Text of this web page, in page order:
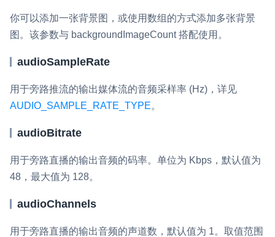
你可以添加一张背景图，或使用数组的方式添加多张背景
图。该参数与 backgroundImageCount搭配使用。
audioSampleRate
用于旁路推流的输出媒体流的音频采样率 (Hz)，详见
AUDIO_SAMPLE_RATE_TYPE。
audioBitrate
用于旁路直播的输出音频的码率。单位为 Kbps，默认值为
48，最大值为 128。
audioChannels
用于旁路直播的输出音频的声道数，默认值为 1。取值范围